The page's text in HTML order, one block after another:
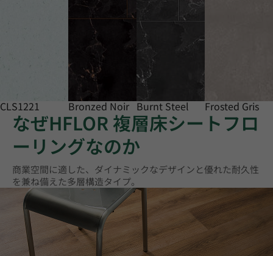
CLS1221 Bronzed Noir Burnt Steel Frosted Gris
なぜHFLOR 複層床シートフロ
ーリングなのか
商業空間に適した、ダイナミックなデザインと優れた耐久性
を兼ね備えた多層構造タイプ。